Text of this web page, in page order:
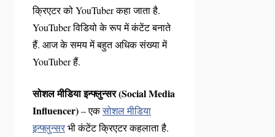
क्रिएटर को YouTuber कहा जाता है.
YouTuber विडियो के रूप में कंटेंट बनाते
हैं. आज के समय में बहुत अधिक संख्या में
YouTuber हैं.
सोशल मीडिया इन्फ्लुन्सर (Social Media
Influencer)– एकसोशल मीडिया
इन्फ्लुन्सरभी कंटेंट क्रिएटर कहलाता है.